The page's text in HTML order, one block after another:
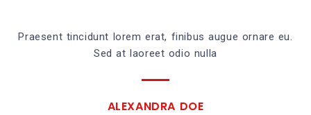
Praesent tincidunt lorem erat, finibus augue ornare eu.
Sed at laoreet odio nulla
ALEXANDRA DOE